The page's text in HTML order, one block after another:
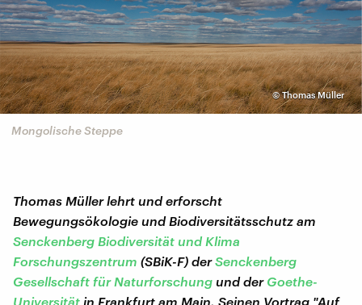
©Thomas Müller
Mongolische Steppe
Thomas Müller lehrt und erforscht
Bewegungsökologie und Biodiversitätsschutz am
Senckenberg Biodiversität und Klima
Forschungszentrum (SBiK-F) derSenckenberg
Gesellschaft für Naturforschung und der Goethe-
Universität in Frankfurt am Main. Seinen Vortrag "Auf